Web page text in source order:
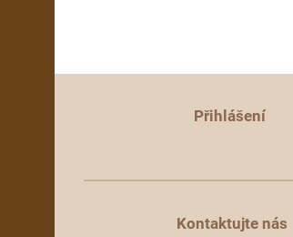
Přihlášení
Kontaktujte nás